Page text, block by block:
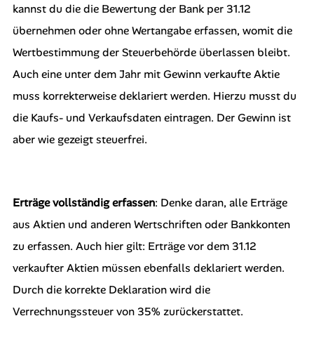
kannst du die die Bewertung der Bank per 31.12
übernehmen oder ohne Wertangabe erfassen, womit die
Wertbestimmung der Steuerbehörde überlassen bleibt.
Auch eine unter dem Jahr mit Gewinn verkaufte Aktie
muss korrekterweise deklariert werden. Hierzu musst du
die Kaufs- und Verkaufsdaten eintragen. Der Gewinn ist
aber wie gezeigt steuerfrei.
Erträge vollständig erfassen: Denke daran, alle Erträge
aus Aktien und anderen Wertschriften oder Bankkonten
zu erfassen. Auch hier gilt: Erträge vor dem 31.12
verkaufter Aktien müssen ebenfalls deklariert werden.
Durch die korrekte Deklaration wird die
Verrechnungssteuer von 35% zurückerstattet.